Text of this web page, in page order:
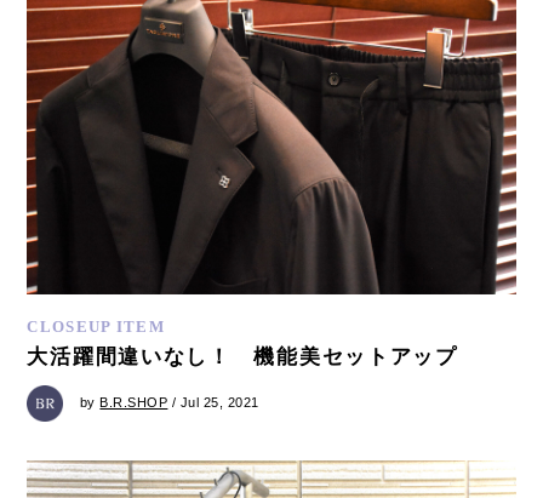
CLOSEUP ITEM
大活躍間違いなし！ 機能美セットアップ
byB.R.SHOP / Jul 25, 2021